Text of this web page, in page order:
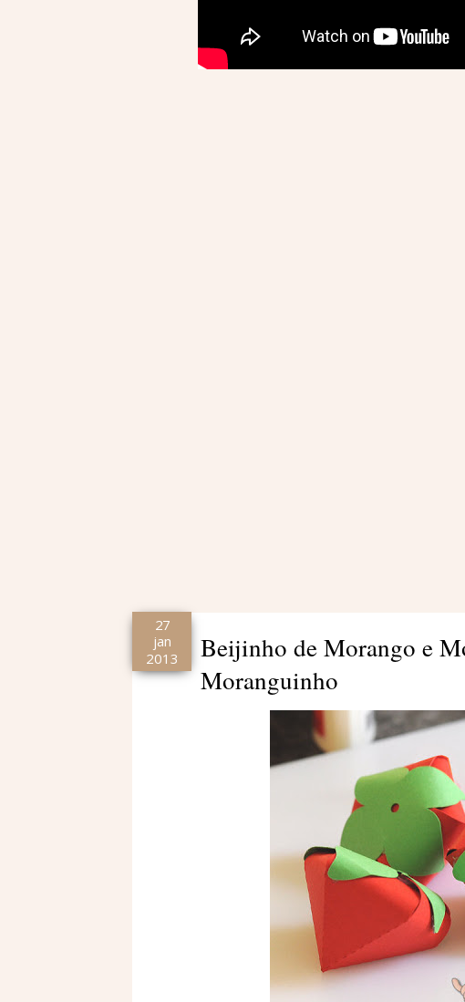
27
jan
2013
Beijinho de Morango e
Moranguinho